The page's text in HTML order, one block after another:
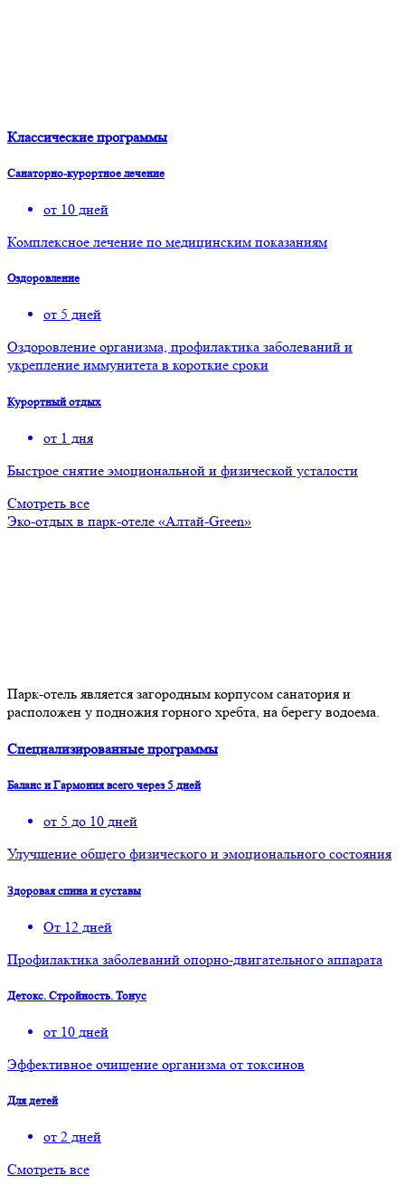
Классические программы
Санаторно-курортное лечение
от 10 дней
Комплексное лечение по медицинским показаниям
Оздоровление
от 5 дней
Оздоровление организма, профилактика заболеваний и
укрепление иммунитета в короткие сроки
Курортный отдых
от 1 дня
Быстрое снятие эмоциональной и физической усталости
Смотреть все
Эко-отдых в парк-отеле «Алтай-Green»
Парк-отель является загородным корпусом санатория и
расположен у подножия горного хребта, на берегу водоема.
Специализированные программы
Баланс и Гармония всего через 5 дней
от 5 до 10 дней
Улучшение общего физического и эмоционального состояния
Здоровая спина и суставы
От 12 дней
Профилактика заболеваний опорно-двигательного аппарата
Детокс. Стройность. Тонус
от 10 дней
Эффективное очищение организма от токсинов
Для детей
от 2 дней
Смотреть все